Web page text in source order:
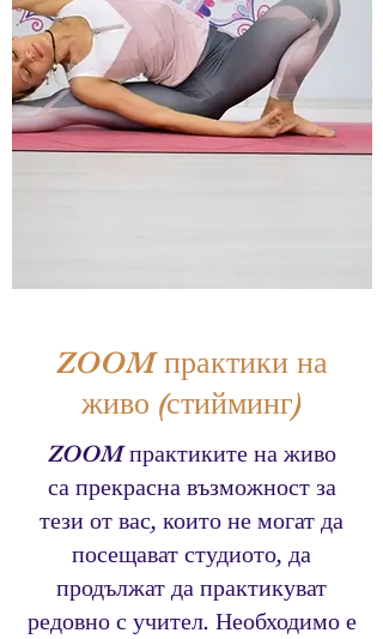
ZOOM практики на
живо (стийминг)
ZOOM практиките на живо
са прекрасна възможност за
тези от вас, които не могат да
посещават студиото, да
продължат да практикуват
редовно с учител. Необходимо е